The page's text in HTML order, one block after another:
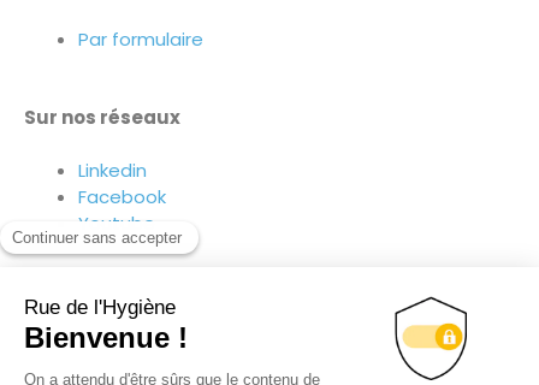
Par formulaire
Sur nos réseaux
Linkedin
Facebook
Youtube
Suivez-nous sur nos réseaux !